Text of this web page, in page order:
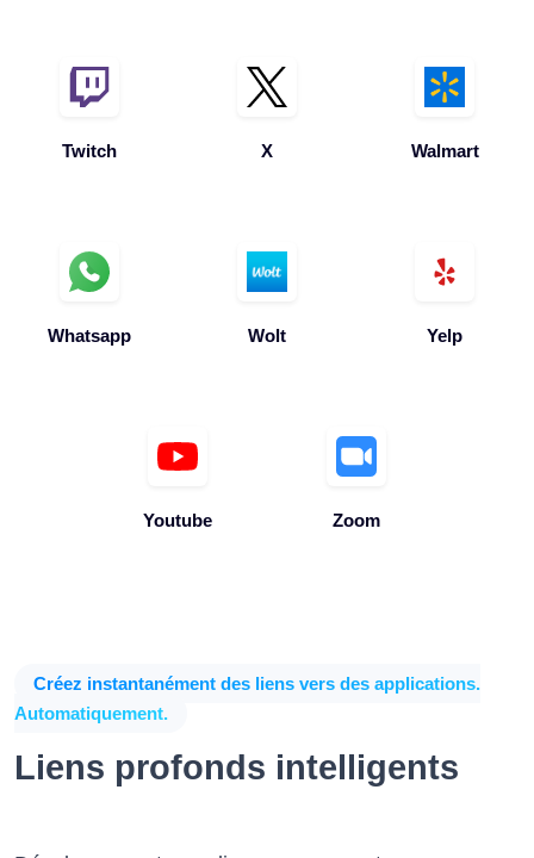
Créez instantanément des liens vers des applications.
Automatiquement.
Liens profonds intelligents
Twitch X Walmart
Whatsapp Wolt Yelp
Youtube Zoom